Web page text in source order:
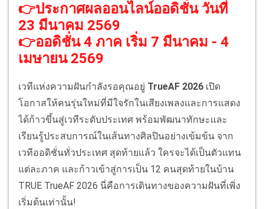
👉ประกาศผลออนไลน์ออดิชั่น วันที่
23 มีนาคม 2569
👉ออดิชั่น 4 ภาค เริ่ม 7 มีนาคม - 4
เมษายน 2569
เวทีแห่งความฝันกำลังรอคุณอยู่ TrueAF 2026 เปิด
โอกาสให้คนรุ่นใหม่ที่มีใจรักในเสียงเพลงและการแสดง
ได้ก้าวขึ้นสู่เวทีระดับประเทศ พร้อมพัฒนาทักษะและ
เรียนรู้ประสบการณ์ในเส้นทางศิลปินอย่างเข้มข้น จาก
เวทีออดิชั่นทั่วประเทศ สุดท้ายแล้ว ใครจะได้เป็นตัวแทน
แต่ละภาค และก้าวเข้าสู่การเป็น 12 คนสุดท้ายในบ้าน
TRUE TrueAF 2026 นี่คือการเดินทางของความฝันที่เพิ่ง
เริ่มต้นเท่านั้น!